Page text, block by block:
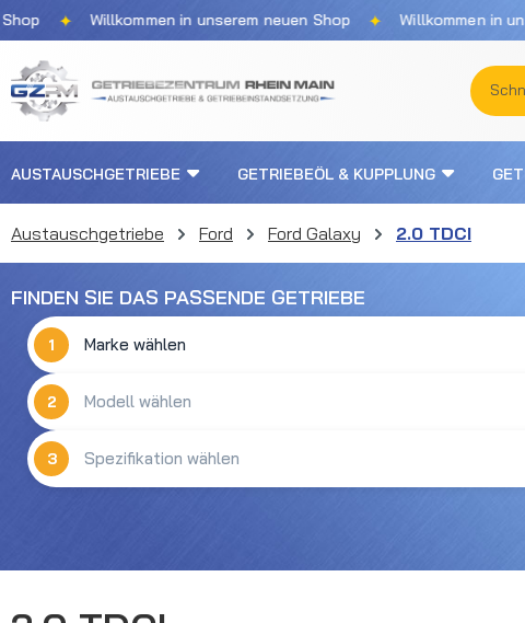
Hauptinhalt springen
Zur Suche springen
Zur Hauptnavigation springen
✦ Willkommen in unserem neuen Shop ✦ Willkommen in
AUSTAUSCHGETRIEBE GETRIEBEÖL & KUPPLUNG
Austauschgetriebe Ford Ford Galaxy 2.0 TDCI
FINDEN SIE DAS PASSENDE GETRIEBE
1
2
3